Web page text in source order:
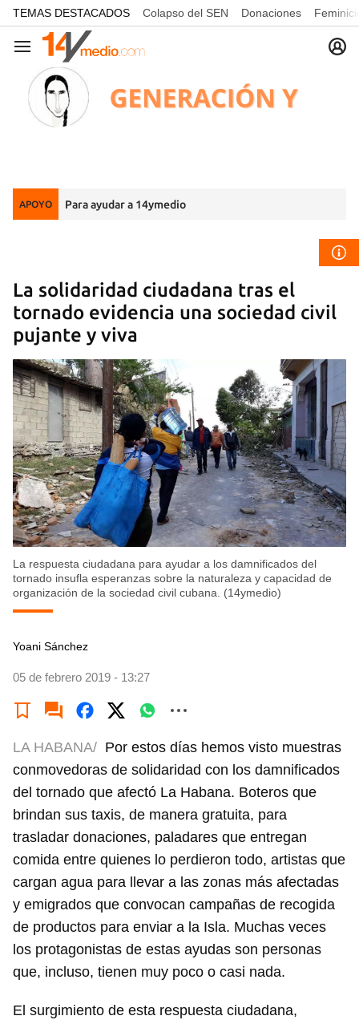
common.go-to-content
TEMAS DESTACADOS Colapso del SEN Donaciones
Navegación
APOYO Para ayudar a 14ymedio
La solidaridad ciudadana tras el
tornado evidencia una sociedad civil
pujante y viva
La respuesta ciudadana para ayudar a los damnificados del
tornado insufla esperanzas sobre la naturaleza y capacidad de
organización de la sociedad civil cubana. (14ymedio)
Yoani Sánchez
05 de febrero 2019 - 13:27
LA HABANA/ Por estos días hemos visto muestras
conmovedoras de solidaridad con los damnificados
del tornado que afectó La Habana. Boteros que
brindan sus taxis, de manera gratuita, para
trasladar donaciones, paladares que entregan
comida entre quienes lo perdieron todo, artistas que
cargan agua para llevar a las zonas más afectadas
y emigrados que convocan campañas de recogida
de productos para enviar a la Isla. Muchas veces
los protagonistas de estas ayudas son personas
que, incluso, tienen muy poco o casi nada.
El surgimiento de esta respuesta ciudadana,